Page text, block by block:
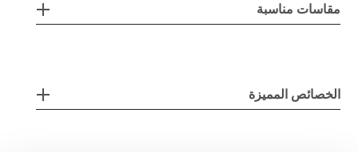
مقاسات مناسبة
الخصائص المميزة